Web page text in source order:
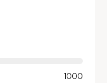
1000